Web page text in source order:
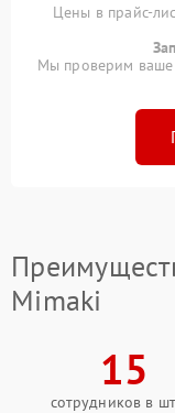
Цены в прайс-
Мы проверим ваше
Mimaki
15
сотрудников в